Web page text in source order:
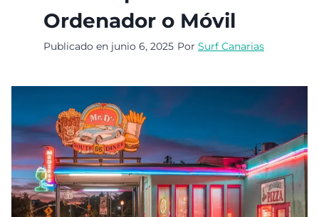
Ordenador o Móvil
Publicado en junio 6, 2025 Por Surf Canarias